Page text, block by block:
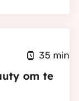
35 min
om te